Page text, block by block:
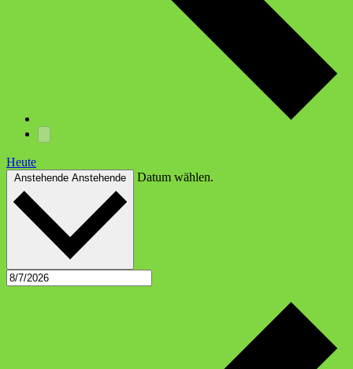
Heute
Anstehende Anstehende Datum wählen.